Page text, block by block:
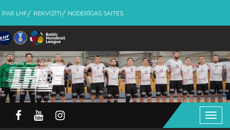
PAR LHF REKVIZĪTI NODERĪGAS SAITES